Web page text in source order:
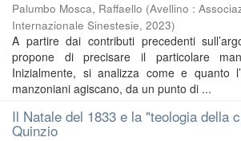
Palumbo Mosca, Raffaello (Avellino :
Internazionale Sinestesie, 2023)
A partire dai contributi precedenti
propone di precisare il particolare
Inizialmente, si analizza come e quanto
manzoniani agiscano, da un punto di ...
Il Natale del 1833 e la "teologia della
Quinzio